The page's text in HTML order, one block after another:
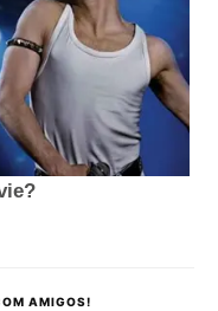
AMIGOS!